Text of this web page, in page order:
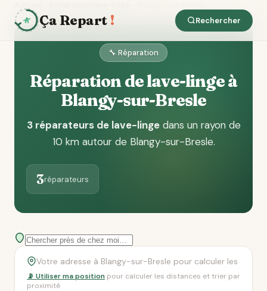
Ça Repart ! Rechercher
🔧 Réparation
Réparation de lave-linge à
Blangy-sur-Bresle
3 réparateurs de lave-lingedans un rayon de
10 km autour de Blangy-sur-Bresle.
3réparateurs
📡 Utiliser ma position pour calculer les distances et trier par
proximité